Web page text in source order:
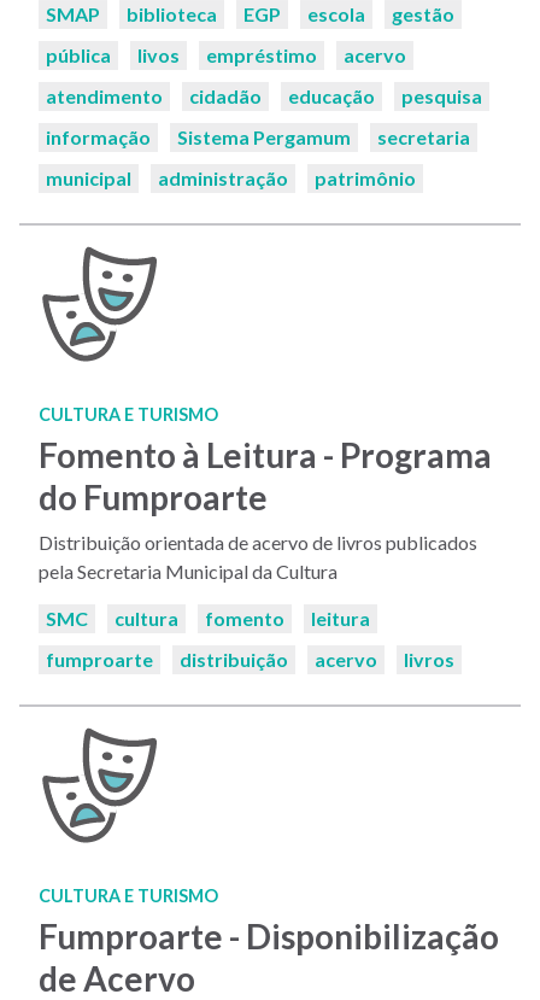
Palavras-
SMAP biblioteca EGP escola
gestão
pública
livos empréstimo
acervo
atendimento
cidadão educação
pesquisa
informação
Sistema Pergamum
secretaria
municipal
administração patrimônio
CULTURA E TURISMO
Fomento à Leitura - Programa
do Fumproarte
Distribuição orientada de acervo de livros publicados
pela Secretaria Municipal da Cultura
Palavras-
SMC cultura fomento
leitura
fumproarte
distribuição acervo livros
CULTURA E TURISMO
Fumproarte - Disponibilização
de Acervo